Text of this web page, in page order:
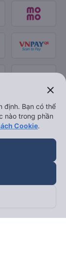
close
định. Bạn có thể
nào trong phần
Cookie.